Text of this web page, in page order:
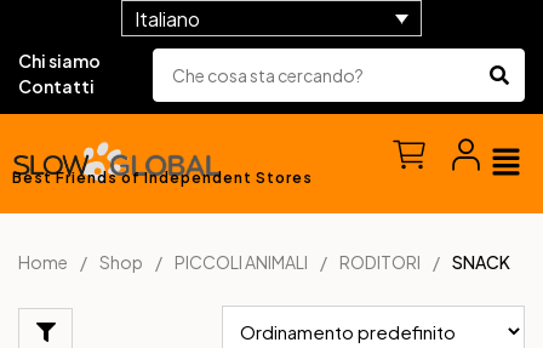
Italiano
Chi siamo
Contatti
Best Friends of Independent Stores
Home Shop PICCOLI ANIMALI RODITORI SNACK